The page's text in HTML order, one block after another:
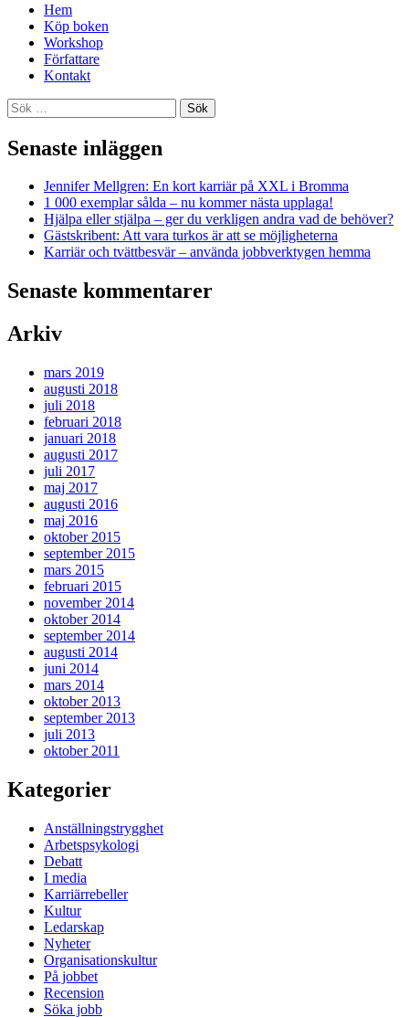
Hem
Köp boken
Workshop
Författare
Kontakt
Sök
efter:
Senaste inläggen
Jennifer Mellgren: En kort karriär på XXL i Bromma
1 000 exemplar sålda – nu kommer nästa upplaga!
Hjälpa eller stjälpa – ger du verkligen andra vad de behöver?
Gästskribent: Att vara turkos är att se möjligheterna
Karriär och tvättbesvär – använda jobbverktygen hemma
Senaste kommentarer
Arkiv
mars 2019
augusti 2018
juli 2018
februari 2018
januari 2018
augusti 2017
juli 2017
maj 2017
augusti 2016
maj 2016
oktober 2015
september 2015
mars 2015
februari 2015
november 2014
oktober 2014
september 2014
augusti 2014
juni 2014
mars 2014
oktober 2013
september 2013
juli 2013
oktober 2011
Kategorier
Anställningstrygghet
Arbetspsykologi
Debatt
I media
Karriärrebeller
Kultur
Ledarskap
Nyheter
Organisationskultur
På jobbet
Recension
Söka jobb